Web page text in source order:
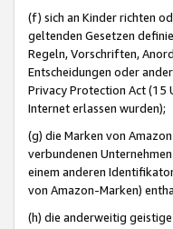
(f) sich an Kinder richten
geltenden Gesetzen
Regeln, Vorschriften,
Entscheidungen oder
Privacy Protection Act (15
Internet erlassen wurden);
(g) die Marken von
verbundenen
einem anderen
von Amazon-Marken)
(h) die anderweitig